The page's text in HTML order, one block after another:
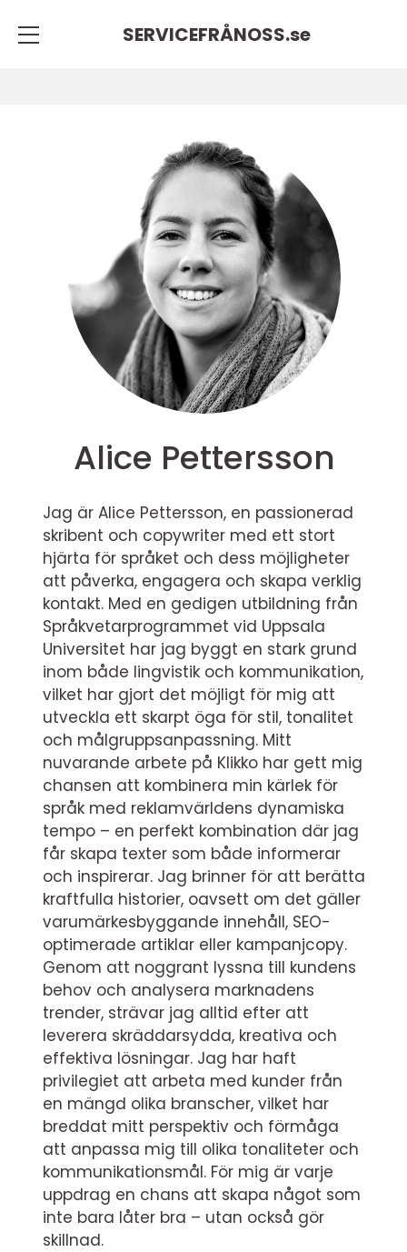
SERVICEFRÅNOSS.se
Alice Pettersson
Jag är Alice Pettersson, en passionerad
skribent och copywriter med ett stort
hjärta för språket och dess möjligheter
att påverka, engagera och skapa verklig
kontakt. Med en gedigen utbildning från
Språkvetarprogrammet vid Uppsala
Universitet har jag byggt en stark grund
inom både lingvistik och kommunikation,
vilket har gjort det möjligt för mig att
utveckla ett skarpt öga för stil, tonalitet
och målgruppsanpassning. Mitt
nuvarande arbete på Klikko har gett mig
chansen att kombinera min kärlek för
språk med reklamvärldens dynamiska
tempo – en perfekt kombination där jag
får skapa texter som både informerar
och inspirerar. Jag brinner för att berätta
kraftfulla historier, oavsett om det gäller
varumärkesbyggande innehåll, SEO-
optimerade artiklar eller kampanjcopy.
Genom att noggrant lyssna till kundens
behov och analysera marknadens
trender, strävar jag alltid efter att
leverera skräddarsydda, kreativa och
effektiva lösningar. Jag har haft
privilegiet att arbeta med kunder från
en mängd olika branscher, vilket har
breddat mitt perspektiv och förmåga
att anpassa mig till olika tonaliteter och
kommunikationsmål. För mig är varje
uppdrag en chans att skapa något som
inte bara låter bra – utan också gör
skillnad.